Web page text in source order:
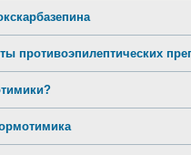
противоэпилептических